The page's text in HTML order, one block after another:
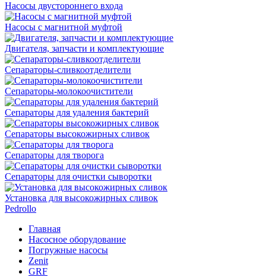
Насосы двустороннего входа
Насосы с магнитной муфтой
Двигателя, запчасти и комплектующие
Сепараторы-сливкоотделители
Сепараторы-молокоочистители
Сепараторы для удаления бактерий
Сепараторы высокожирных сливок
Сепараторы для творога
Сепараторы для очистки сыворотки
Установка для высокожирных сливок
Pedrollo
Главная
Насосное оборудование
Погружные насосы
Zenit
GRF